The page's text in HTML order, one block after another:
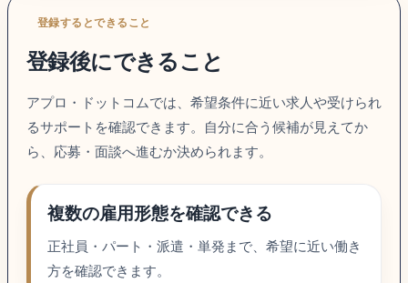
登録するとできること
登録後にできること
アプロ・ドットコムでは、希望条件に近い求人や受けられ
るサポートを確認できます。自分に合う候補が見えてか
ら、応募・面談へ進むか決められます。
複数の雇用形態を確認できる
正社員・パート・派遣・単発まで、希望に近い働き
方を確認できます。